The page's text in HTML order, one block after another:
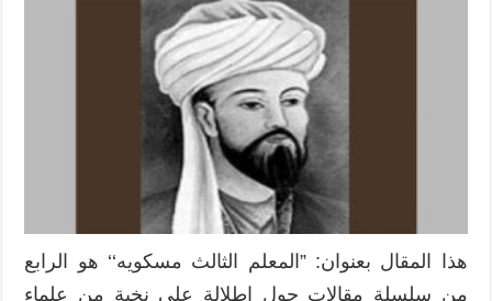
هذا المقال بعنوان: ”المعلم الثالث مسكويه‘‘ هو الرابع
من سلسلة مقالات حول إطلالة على نخبة من علماء